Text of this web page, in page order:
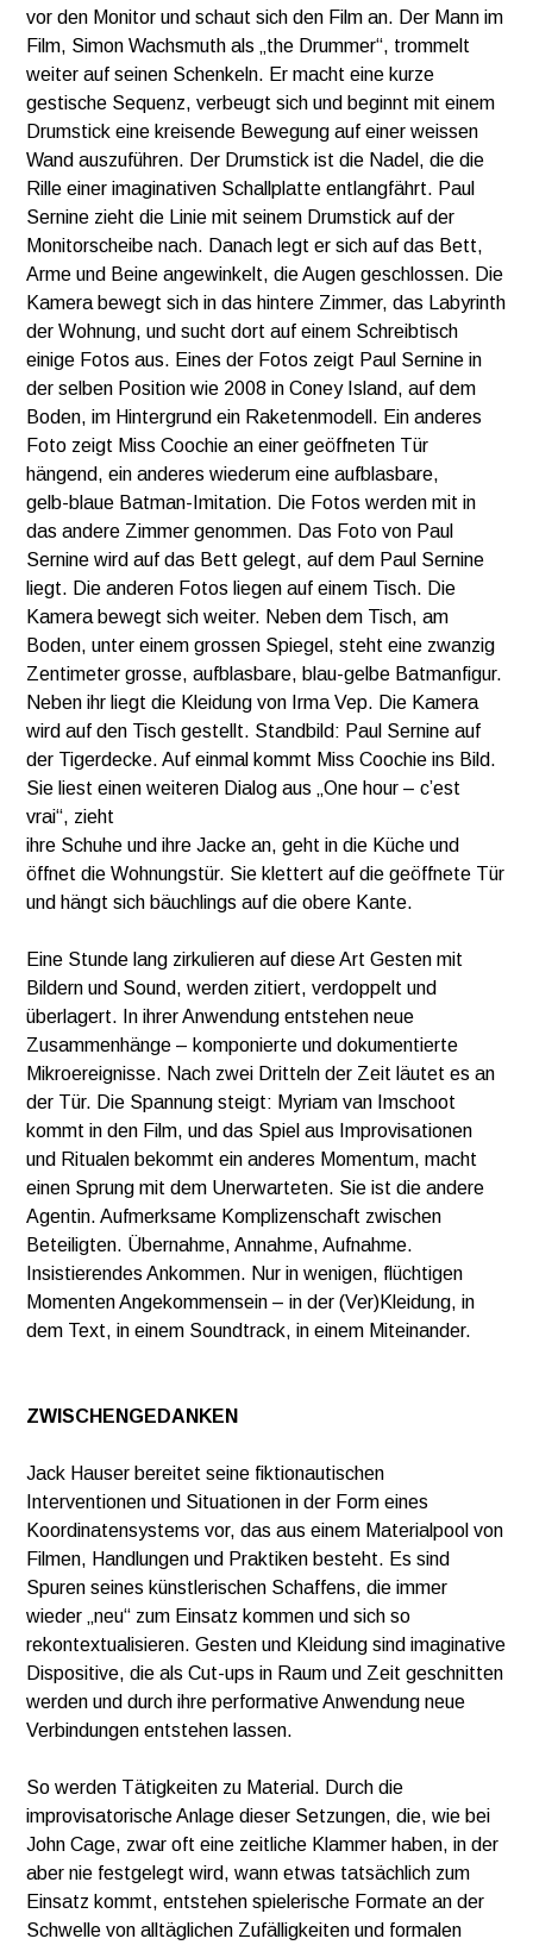
vor den Monitor und schaut sich den Film an. Der Mann im
Film, Simon Wachsmuth als „the Drummer“, trommelt
weiter auf seinen Schenkeln. Er macht eine kurze
gestische Sequenz, verbeugt sich und beginnt mit einem
Drumstick eine kreisende Bewegung auf einer weissen
Wand auszuführen. Der Drumstick ist die Nadel, die die
Rille einer imaginativen Schallplatte entlangfährt. Paul
Sernine zieht die Linie mit seinem Drumstick auf der
Monitorscheibe nach. Danach legt er sich auf das Bett,
Arme und Beine angewinkelt, die Augen geschlossen. Die
Kamera bewegt sich in das hintere Zimmer, das Labyrinth
der Wohnung, und sucht dort auf einem Schreibtisch
einige Fotos aus. Eines der Fotos zeigt Paul Sernine in
der selben Position wie 2008 in Coney Island, auf dem
Boden, im Hintergrund ein Raketenmodell. Ein anderes
Foto zeigt Miss Coochie an einer geöffneten Tür
hängend, ein anderes wiederum eine aufblasbare,
gelb-blaue Batman-Imitation. Die Fotos werden mit in
das andere Zimmer genommen. Das Foto von Paul
Sernine wird auf das Bett gelegt, auf dem Paul Sernine
liegt. Die anderen Fotos liegen auf einem Tisch. Die
Kamera bewegt sich weiter. Neben dem Tisch, am
Boden, unter einem grossen Spiegel, steht eine zwanzig
Zentimeter grosse, aufblasbare, blau-gelbe Batmanfigur.
Neben ihr liegt die Kleidung von Irma Vep. Die Kamera
wird auf den Tisch gestellt. Standbild: Paul Sernine auf
der Tigerdecke. Auf einmal kommt Miss Coochie ins Bild.
Sie liest einen weiteren Dialog aus „One hour – c’est
vrai“, zieht
ihre Schuhe und ihre Jacke an, geht in die Küche und
öffnet die Wohnungstür. Sie klettert auf die geöffnete Tür
und hängt sich bäuchlings auf die obere Kante.
Eine Stunde lang zirkulieren auf diese Art Gesten mit
Bildern und Sound, werden zitiert, verdoppelt und
überlagert. In ihrer Anwendung entstehen neue
Zusammenhänge – komponierte und dokumentierte
Mikroereignisse. Nach zwei Dritteln der Zeit läutet es an
der Tür. Die Spannung steigt: Myriam van Imschoot
kommt in den Film, und das Spiel aus Improvisationen
und Ritualen bekommt ein anderes Momentum, macht
einen Sprung mit dem Unerwarteten. Sie ist die andere
Agentin. Aufmerksame Komplizenschaft zwischen
Beteiligten. Übernahme, Annahme, Aufnahme.
Insistierendes Ankommen. Nur in wenigen, flüchtigen
Momenten Angekommensein – in der (Ver)Kleidung, in
dem Text, in einem Soundtrack, in einem Miteinander.
ZWISCHENGEDANKEN
Jack Hauser bereitet seine fiktionautischen
Interventionen und Situationen in der Form eines
Koordinatensystems vor, das aus einem Materialpool von
Filmen, Handlungen und Praktiken besteht. Es sind
Spuren seines künstlerischen Schaffens, die immer
wieder „neu“ zum Einsatz kommen und sich so
rekontextualisieren. Gesten und Kleidung sind imaginative
Dispositive, die als Cut-ups in Raum und Zeit geschnitten
werden und durch ihre performative Anwendung neue
Verbindungen entstehen lassen.
So werden Tätigkeiten zu Material. Durch die
improvisatorische Anlage dieser Setzungen, die, wie bei
John Cage, zwar oft eine zeitliche Klammer haben, in der
aber nie festgelegt wird, wann etwas tatsächlich zum
Einsatz kommt, entstehen spielerische Formate an der
Schwelle von alltäglichen Zufälligkeiten und formalen